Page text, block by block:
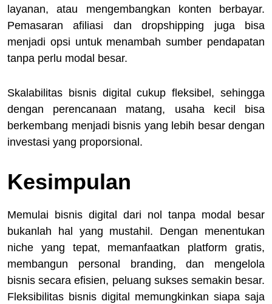
layanan, atau mengembangkan konten berbayar.
Pemasaran afiliasi dan dropshipping juga bisa
menjadi opsi untuk menambah sumber pendapatan
tanpa perlu modal besar.
Skalabilitas bisnis digital cukup fleksibel, sehingga
dengan perencanaan matang, usaha kecil bisa
berkembang menjadi bisnis yang lebih besar dengan
investasi yang proporsional.
Kesimpulan
Memulai bisnis digital dari nol tanpa modal besar
bukanlah hal yang mustahil. Dengan menentukan
niche yang tepat, memanfaatkan platform gratis,
membangun personal branding, dan mengelola
bisnis secara efisien, peluang sukses semakin besar.
Fleksibilitas bisnis digital memungkinkan siapa saja